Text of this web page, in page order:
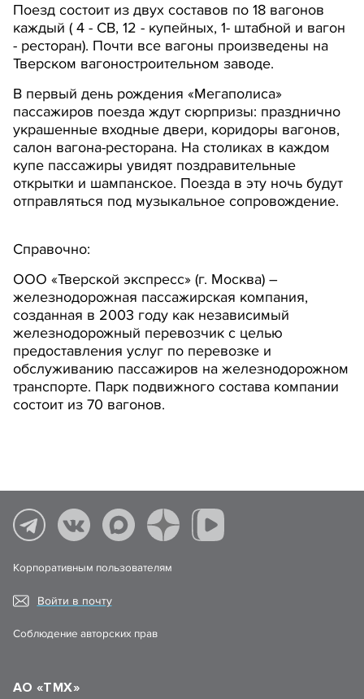
Поезд состоит из двух составов по 18 вагонов
каждый ( 4 - СВ, 12 - купейных, 1- штабной и вагон
- ресторан). Почти все вагоны произведены на
Тверском вагоностроительном заводе.
В первый день рождения «Мегаполиса»
пассажиров поезда ждут сюрпризы: празднично
украшенные входные двери, коридоры вагонов,
салон вагона-ресторана. На столиках в каждом
купе пассажиры увидят поздравительные
открытки и шампанское. Поезда в эту ночь будут
отправляться под музыкальное сопровождение.
Справочно:
ООО «Тверской экспресс» (г. Москва) –
железнодорожная пассажирская компания,
созданная в 2003 году как независимый
железнодорожный перевозчик с целью
предоставления услуг по перевозке и
обслуживанию пассажиров на железнодорожном
транспорте. Парк подвижного состава компании
состоит из 70 вагонов.
Корпоративным пользователям
Войти в почту
Соблюдение авторских прав
АО «ТМХ»